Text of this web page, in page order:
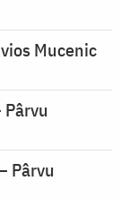
Mucenic
Pârvu